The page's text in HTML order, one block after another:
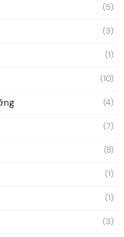
(5)
(3)
(1)
(10)
(4)
(7)
(8)
(1)
(1)
(3)